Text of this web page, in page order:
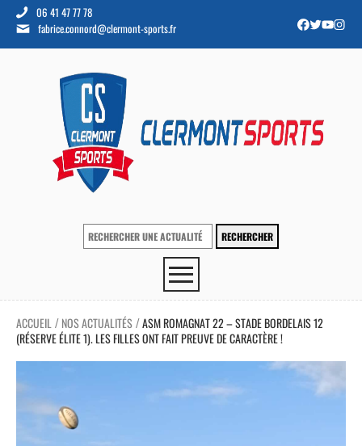
06 41 47 77 78
fabrice.connord@clermont-sports.fr
ACCUEIL / NOS ACTUALITÉS /ASM ROMAGNAT 22 – STADE BORDELAIS 12
(RÉSERVE ÉLITE 1). LES FILLES ONT FAIT PREUVE DE CARACTÈRE !